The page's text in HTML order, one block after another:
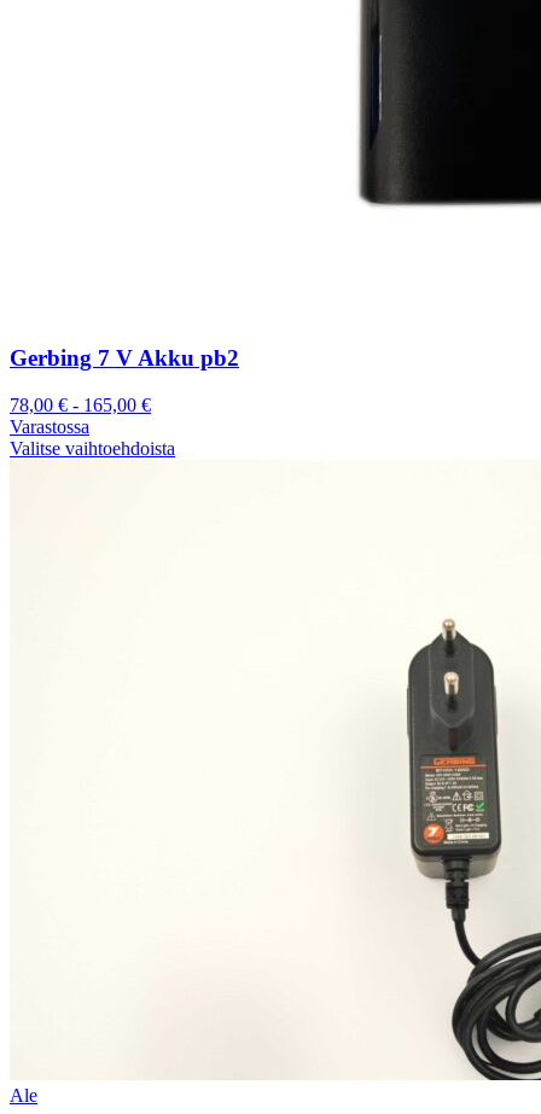
Gerbing 7 V Akku pb2
78,00 € - 165,00 €
Varastossa
Valitse vaihtoehdoista
Ale